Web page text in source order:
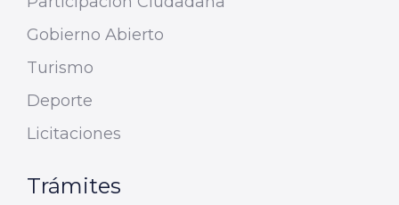
Gobierno Abierto
Turismo
Deporte
Licitaciones
Trámites